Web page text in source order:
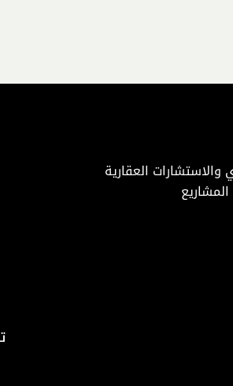
والاستشارات العقارية
المشاريع